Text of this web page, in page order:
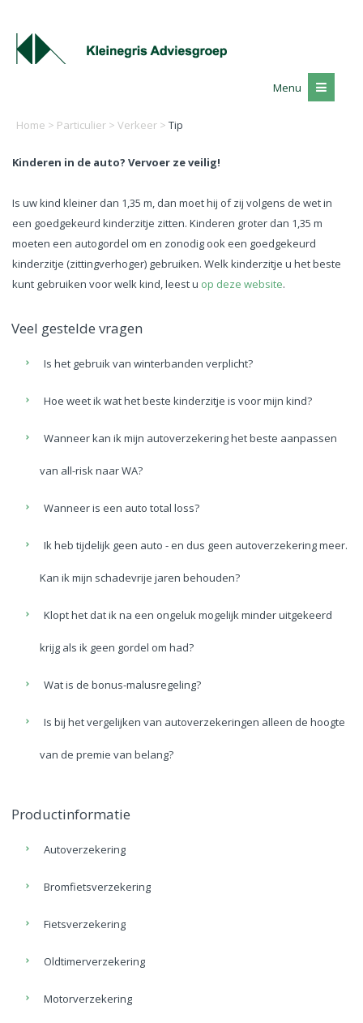
Menu
Home > Particulier > Verkeer > Tip
Kinderen in de auto? Vervoer ze veilig!
Is uw kind kleiner dan 1,35 m, dan moet hij of zij volgens de wet in
een goedgekeurd kinderzitje zitten. Kinderen groter dan 1,35 m
moeten een autogordel om en zonodig ook een goedgekeurd
kinderzitje (zittingverhoger) gebruiken. Welk kinderzitje u het beste
kunt gebruiken voor welk kind, leest u op deze website.
Veel gestelde vragen
Is het gebruik van winterbanden verplicht?
Hoe weet ik wat het beste kinderzitje is voor mijn kind?
Wanneer kan ik mijn autoverzekering het beste aanpassen
van all-risk naar WA?
Wanneer is een auto total loss?
Ik heb tijdelijk geen auto - en dus geen autoverzekering meer.
Kan ik mijn schadevrije jaren behouden?
Klopt het dat ik na een ongeluk mogelijk minder uitgekeerd
krijg als ik geen gordel om had?
Wat is de bonus-malusregeling?
Is bij het vergelijken van autoverzekeringen alleen de hoogte
van de premie van belang?
Productinformatie
Autoverzekering
Bromfietsverzekering
Fietsverzekering
Oldtimerverzekering
Motorverzekering